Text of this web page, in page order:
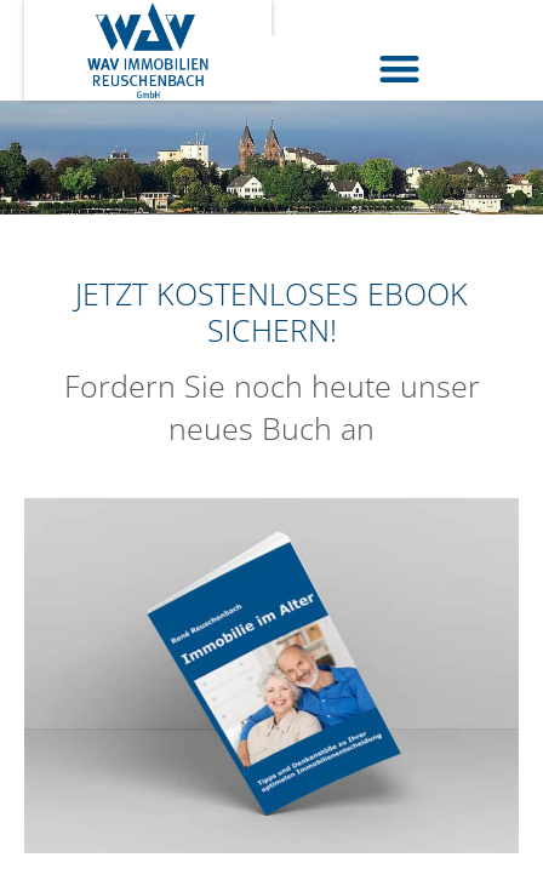
JETZT KOSTENLOSES EBOOK
SICHERN!
Fordern Sie noch heute unser
neues Buch an